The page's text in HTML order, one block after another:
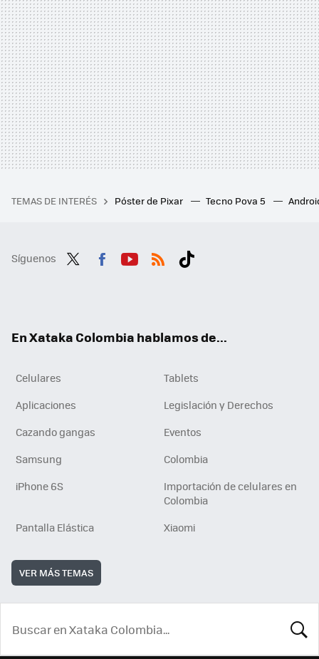
TEMAS DE INTERÉS Póster de Pixar Tecno Pova 5
Síguenos
En Xataka Colombia hablamos de...
Celulares
Tablets
Aplicaciones
Legislación y Derechos
Cazando gangas
Eventos
Samsung
Colombia
iPhone 6S
Importación de celulares en
Colombia
Pantalla Elástica
Xiaomi
VER MÁS TEMAS